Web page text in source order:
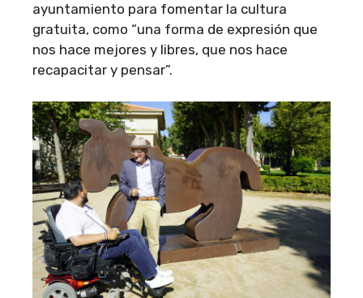
ayuntamiento para fomentar la cultura
gratuita, como “una forma de expresión que
nos hace mejores y libres, que nos hace
recapacitar y pensar”.